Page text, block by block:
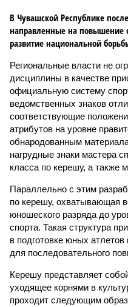
В Чувашской Республике
направленные на повышение
развитие национальной
Региональные власти не
дисциплины в качестве
официальную систему
ведомственных знаков
соответствующие
атрибутов на уровне
обнародованным
нагрудные знаки мастера
класса по керешу, а также
Параллельно с этим
по керешу, охватывающая
юношеского разряда до
спорта. Такая структура
в подготовке юных
для последовательного
Керешу представляет
уходящее корнями в
проходит следующим